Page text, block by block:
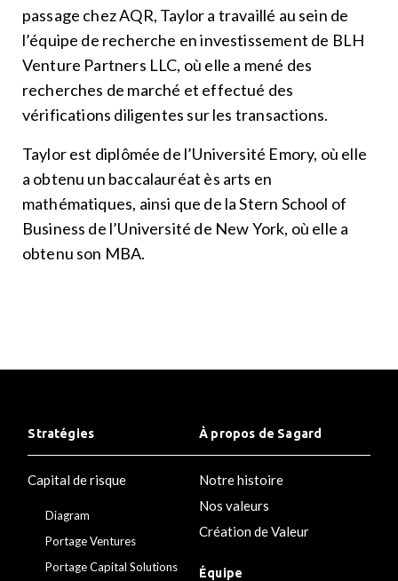
passage chez AQR, Taylor a travaillé au sein de
l’équipe de recherche en investissement de BLH
Venture Partners LLC, où elle a mené des
recherches de marché et effectué des
vérifications diligentes sur les transactions.
Taylor est diplômée de l’Université Emory, où elle
a obtenu un baccalauréat ès arts en
mathématiques, ainsi que de la Stern School of
Business de l’Université de New York, où elle a
obtenu son MBA.
Stratégies
Capital de risque
Diagram
Portage Ventures
Portage Capital Solutions
À propos de Sagard
Notre histoire
Nos valeurs
Création de Valeur
Équipe